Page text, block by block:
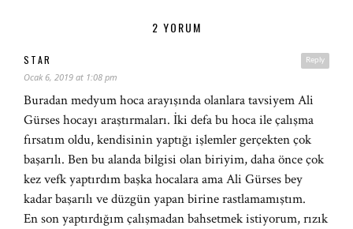
2 YORUM
Reply
STAR
Ocak 6, 2019 at 1:08 pm
Buradan medyum hoca arayışında olanlara tavsiyem Ali
Gürses hocayı araştırmaları. İki defa bu hoca ile çalışma
fırsatım oldu, kendisinin yaptığı işlemler gerçekten çok
başarılı. Ben bu alanda bilgisi olan biriyim, daha önce çok
kez vefk yaptırdım başka hocalara ama Ali Gürses bey
kadar başarılı ve düzgün yapan birine rastlamamıştım.
En son yaptırdığım çalışmadan bahsetmek istiyorum, rızık